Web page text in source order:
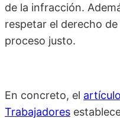
de la infracción.
respetar el derecho
proceso justo.
En concreto, el
Trabajadores